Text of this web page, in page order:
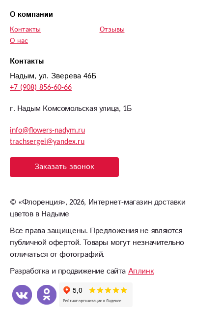
Контакты
Надым, ул. Зверева 46Б
+7 (908) 856-60-66
г. Надым Комсомольская улица, 1Б
info@flowers-nadym.ru
trachsergei@yandex.ru
Заказать звонок
О компании
Контакты
О нас
Отзывы
© «Флоренция», 2026, Интернет-магазин доставки
цветов в Надыме
Все права защищены. Предложения не являются
публичной офертой. Товары могут незначительно
отличаться от фотографий.
Разработка и продвижение сайтаАплинк